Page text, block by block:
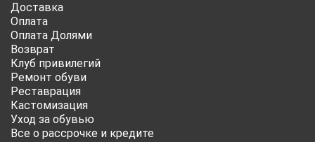
Доставка
Оплата
Оплата Долями
Возврат
Клуб привилегий
Ремонт обуви
Реставрация
Кастомизация
Уход за обувью
Все о рассрочке и кредите